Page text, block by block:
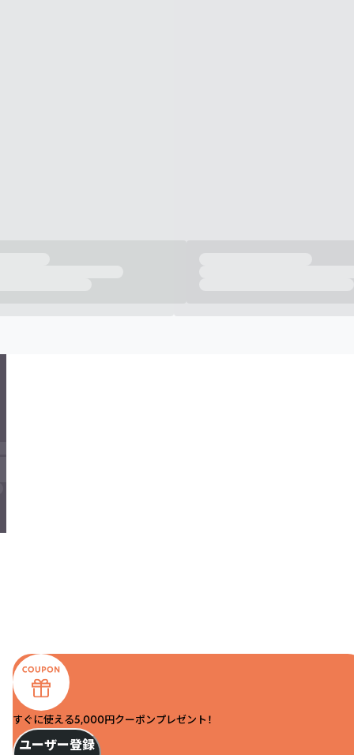
すぐに使える5,000円クーポンプレゼント！
ユーザー登録